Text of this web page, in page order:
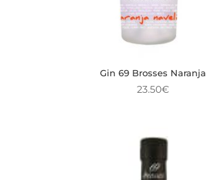
Gin 69 Brosses Naranja
23.50€